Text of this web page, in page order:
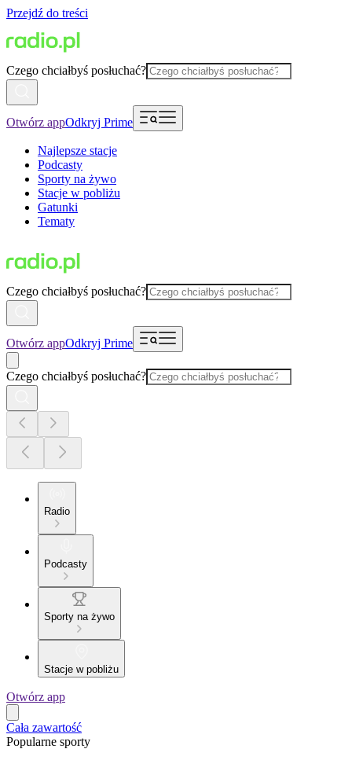
Przejdź do treści
Czego chciałbyś posłuchać?
Otwórz appOdkryj Prime
Najlepsze stacje
Podcasty
Sporty na żywo
Stacje w pobliżu
Gatunki
Tematy
Czego chciałbyś posłuchać?
Otwórz appOdkryj Prime
Czego chciałbyś posłuchać?
Radio
Podcasty
Sporty na żywo
Stacje w pobliżu
Otwórz app
Cała zawartość
Popularne sporty